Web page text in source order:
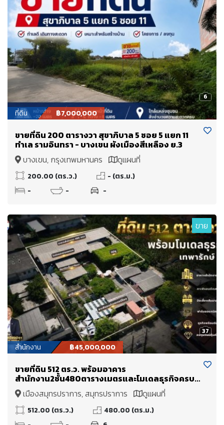
6
ที่ดิน ฿7,000,000
ขายที่ดิน 200 ตารางวา สุขาภิบาล 5 ซอย 5 แยก 11
ทำเล รามอินทรา - บางเขน ผังเมืองสีเหลือง ย.3
บางเขน, กรุงเทพมหานคร
ดูแผนที่
200.00 (ตร.ว.)
- (ตร.ม.)
-
- -
37
ขาย
สำนักงาน ฿45,000,000
ขายที่ดิน 512 ตร.ว. พร้อมอาคาร
สำนักงาน2ชั้น480ตารางเมตรและโมเดลธุรกิจครบ
วงจร ฟาร์ม คาเฟ่แอนด์เรสเตอรองต์ และ ศูนย์การ
เรียนรู้เชิงเกษตร เทพารักษ์ 18
เมืองสมุทรปราการ, สมุทรปราการ ดูแผนที่
512.00 (ตร.ว.)
480.00 (ตร.ม.)